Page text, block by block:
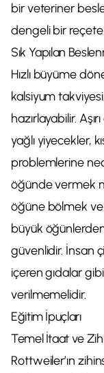
bir veteriner
dengeli bir reçete
Sık Yapılan
Hızlı büyüme
kalsiyum
hazırlayabilir.
yağlı yiyecekler,
problemlerine
öğünde vermek
öğüne bölmek
büyük
güvenlidir. İnsan
içeren gıdalar
verilmemelidir.
Eğitim İpuçları
Temel İtaat ve
Rottweiler’ın